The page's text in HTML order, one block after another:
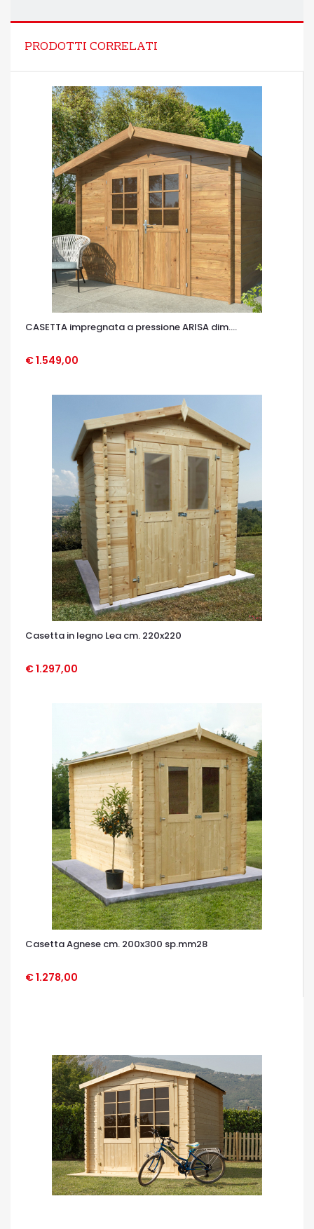
PRODOTTI CORRELATI
CASETTA impregnata a pressione ARISA dim....
€ 1.549,00
OCCHIATA VELOCE
Casetta in legno Lea cm. 220x220
€ 1.297,00
OCCHIATA VELOCE
Casetta Agnese cm. 200x300 sp.mm28
€ 1.278,00
OCCHIATA VELOCE